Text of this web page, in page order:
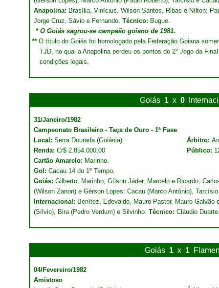
Anapolina: Brasília, Vinícius, Wilson Santos, Ribas e Nílton;
Jorge Cruz, Sávio e Fernando. Técnico: Bugue.
* O Goiás sagrou-se campeão goiano de 1981.
** O título do Goiás foi homologado pela Federação Goiana
TJD, no qual a Anapolina perdeu os pontos do 2° Jogo da
condições legais.
Goiás 1 x 0
31/Janeiro/1982
Campeonato Brasileiro - Taça de Ouro - 1ª Fase
Local: Serra Dourada (Goiânia) Árbitro:
Renda: Cr$ 2.854.000,00 Público:
Cartão Amarelo: Marinho.
Gol: Cacau 14 do 1º Tempo.
Goiás: Gilberto, Marinho, Gílson Jáder, Marcelo e Ricardo;
(Wilson Zanon) e Gérson Lopes; Cacau (Marco Antônio),
Internacional: Benítez, Edevaldo, Mauro Pastor, Mauro Galvão
(Sílvio), Bira (Pedro Verdum) e Silvinho. Técnico: Cláudio
Goiás 1 x 1
04/Fevereiro/1982
Amistoso